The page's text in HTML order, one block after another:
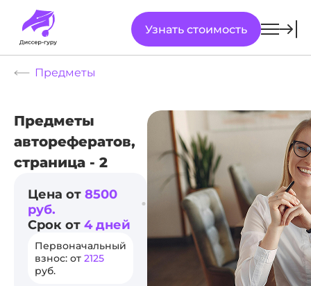
Узнать стоимость
Предметы
Предметы
авторефератов,
страница - 2
Цена от 8500
руб.
Срок от 4 дней
Первоначальный
взнос: от 2125
руб.